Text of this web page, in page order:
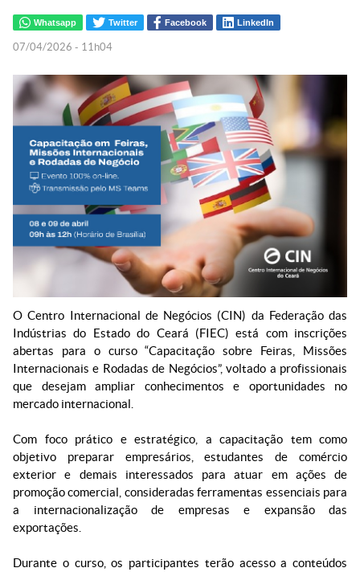
Whatsapp Twitter Facebook LinkedIn
07/04/2026 - 11h04
O Centro Internacional de Negócios (CIN) da Federação das
Indústrias do Estado do Ceará (FIEC) está com inscrições
abertas para o curso “Capacitação sobre Feiras, Missões
Internacionais e Rodadas de Negócios”, voltado a profissionais
que desejam ampliar conhecimentos e oportunidades no
mercado internacional.
Com foco prático e estratégico, a capacitação tem como
objetivo preparar empresários, estudantes de comércio
exterior e demais interessados para atuar em ações de
promoção comercial, consideradas ferramentas essenciais para
a internacionalização de empresas e expansão das
exportações.
Durante o curso, os participantes terão acesso a conteúdos